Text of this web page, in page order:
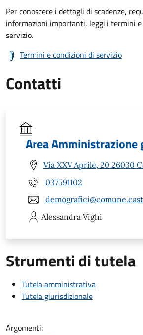
Per conoscere i dettagli di scadenze,
informazioni importanti, leggi i termini e
servizio.
Termini e condizioni di servizio
Contatti
Area Amministrazione
Via XXV Aprile, 20 26030
037591102
Alessandra Vighi
Strumenti di tutela
Tutela amministrativa
Tutela giurisdizionale
Argomenti: